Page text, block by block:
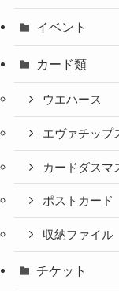
イベント
カード類
ウエハース
エヴァチップ
カードダスマ
ポストカード
収納ファイル
チケット